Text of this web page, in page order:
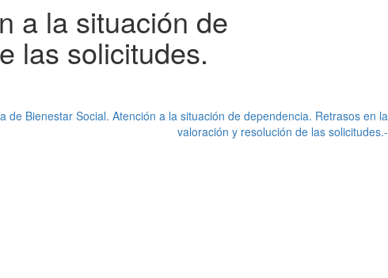
a la situación de
las solicitudes.
de Bienestar Social. Atención a la situación de dependencia. Retrasos en la
valoración y resolución de las solicitudes.-